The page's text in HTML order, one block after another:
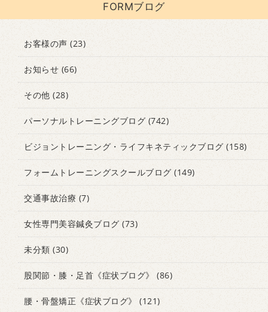
FORMブログ
お客様の声 (23)
お知らせ (66)
その他 (28)
パーソナルトレーニングブログ (742)
ビジョントレーニング・ライフキネティックブログ (158)
フォームトレーニングスクールブログ(149)
交通事故治療 (7)
女性専門美容鍼灸ブログ (73)
未分類 (30)
股関節・膝・足首《症状ブログ》 (86)
腰・骨盤矯正《症状ブログ》 (121)